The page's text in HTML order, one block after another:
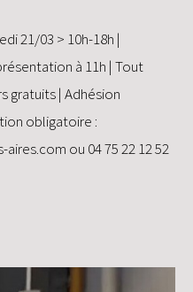
21/03 > 10h-18h |
à 11h | Tout
gratuits | Adhésion
obligatoire :
aires.com ou 04 75 22 12 52